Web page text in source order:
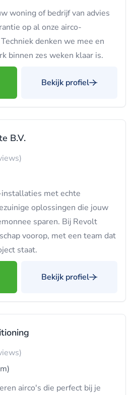
woning of bedrijf van advies
op al onze airco-
denken we mee en
binnen zes weken klaar is.
Bekijk profiel
B.V.
met echte
oplossingen die jouw
sparen. Bij Revolt
voorop, met een team dat
staat.
Bekijk profiel
airco's die perfect bij je